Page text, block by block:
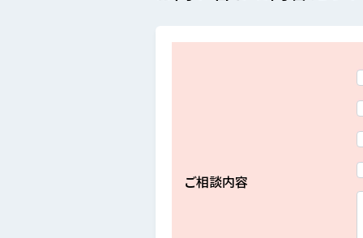
ご相談内容